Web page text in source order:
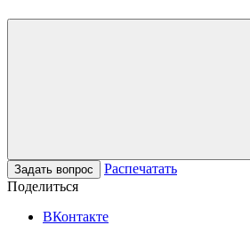
Задать вопрос
Распечатать
Поделиться
ВКонтакте